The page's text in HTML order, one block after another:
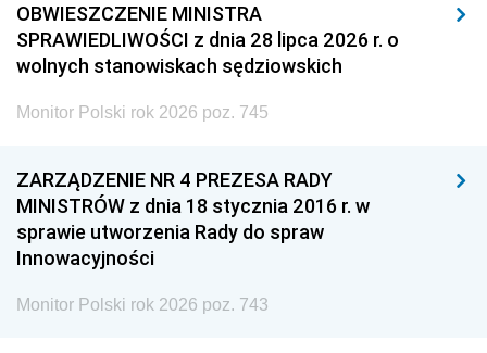
OBWIESZCZENIE MINISTRA
SPRAWIEDLIWOŚCI z dnia 28 lipca 2026 r. o
wolnych stanowiskach sędziowskich
Monitor Polski rok 2026 poz. 745
ZARZĄDZENIE NR 4 PREZESA RADY
MINISTRÓW z dnia 18 stycznia 2016 r. w
sprawie utworzenia Rady do spraw
Innowacyjności
Monitor Polski rok 2026 poz. 743